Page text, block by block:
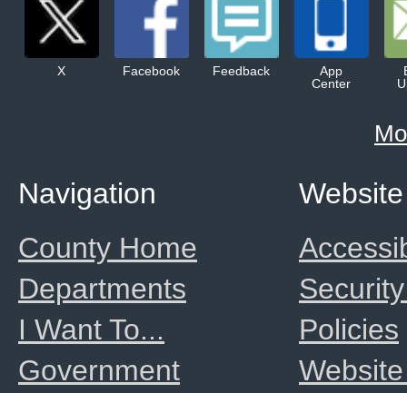
X Facebook Feedback
App
Center
Website
Policies
Navigation
County Home
Departments
I Want To...
Government